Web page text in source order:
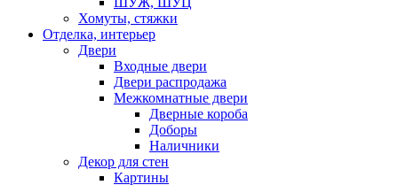
Хомуты, стяжки
Отделка, интерьер
Двери
Входные двери
Двери распродажа
Межкомнатные двери
Дверные короба
Доборы
Наличники
Декор для стен
Картины